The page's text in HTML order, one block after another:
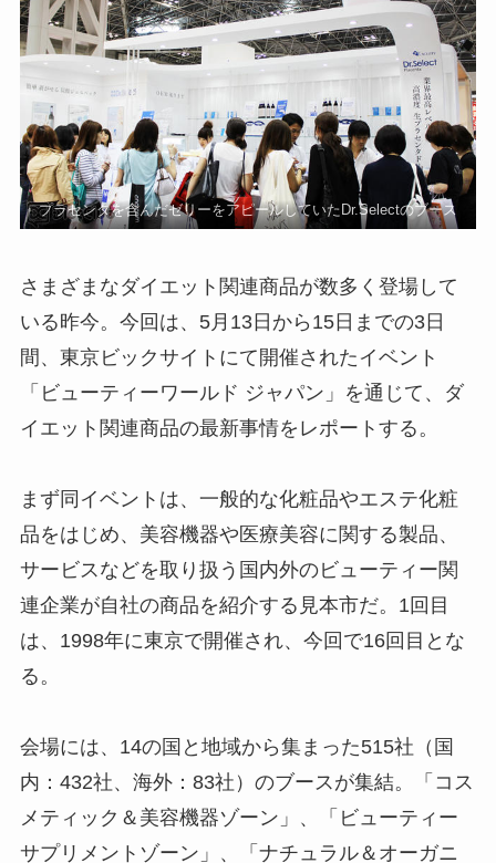
プラセンタを含んだゼリーをアピールしていたDr.Selectのブース
さまざまなダイエット関連商品が数多く登場して
いる昨今。今回は、5月13日から15日までの3日
間、東京ビックサイトにて開催されたイベント
「ビューティーワールド ジャパン」を通じて、ダ
イエット関連商品の最新事情をレポートする。
まず同イベントは、一般的な化粧品やエステ化粧
品をはじめ、美容機器や医療美容に関する製品、
サービスなどを取り扱う国内外のビューティー関
連企業が自社の商品を紹介する見本市だ。1回目
は、1998年に東京で開催され、今回で16回目とな
る。
会場には、14の国と地域から集まった515社（国
内：432社、海外：83社）のブースが集結。「コス
メティック＆美容機器ゾーン」、「ビューティー
サプリメントゾーン」、「ナチュラル＆オーガニ